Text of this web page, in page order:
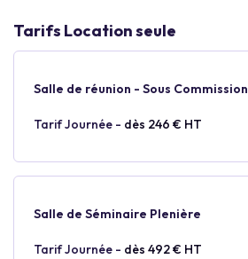
Tarifs Location seule
Salle de réunion - Sous Commission
Tarif Journée - dès 246 € HT
Salle de Séminaire Plenière
Tarif Journée - dès 492 € HT